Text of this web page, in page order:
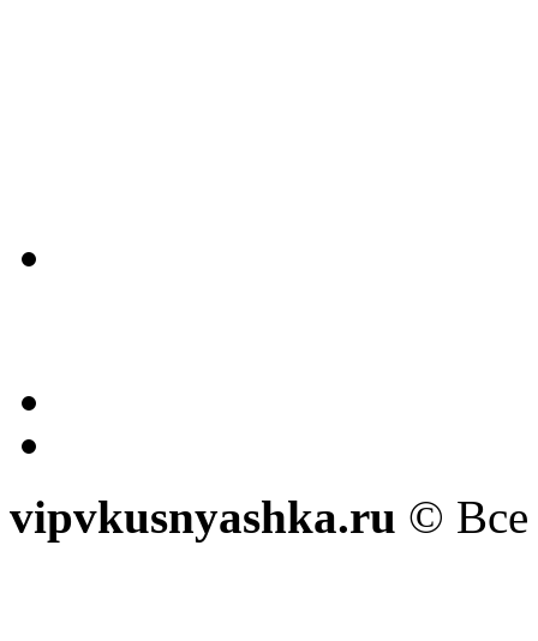
vipvkusnyashka.ru © Все